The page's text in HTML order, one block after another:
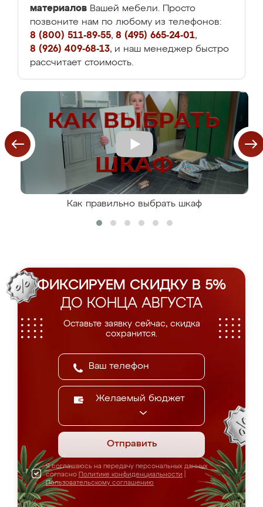
материалов Вашей мебели. Просто
позвоните нам по любому из телефонов:
8 (800) 511-89-55, 8 (495) 665-24-01,
8 (926) 409-68-13, и наш менеджер быстро
рассчитает стоимость.
Как правильно выбрать шкаф
ФИКСИРУЕМ СКИДКУ В 5%
ДО КОНЦА АВГУСТА
Оставьте заявку сейчас, скидка
сохранится.
Желаемый бюджет
Отправить
Я соглашаюсь на передачу персональных данных
согласно Политике конфиденциальности
Пользовательскому соглашению